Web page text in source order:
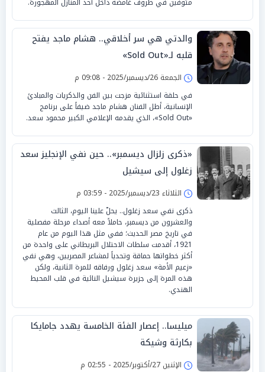
والدتي هي سر أخلاقي.. هشام ماجد يفتح
قلبه لـ«Sold Out»
الجمعة 26/ديسمبر/2025 - 09:08 م
في حلقة استثنائية مزجت بين الفن والذكريات والمبادئ
الإنسانية، أطل الفنان هشام ماجد ضيفاً على برنامج
«Sold Out»، الذي يقدمه الإعلامي الكبير محمود سعد.
«ذكرى زلزال ديسمبر».. حين نفي الإنجليز سعد
زغلول إلى سيشيل
الثلاثاء 23/ديسمبر/2025 - 03:59 م
ذكرى نفي سعد زغلول.. يحلّ علينا اليوم، الثالث
والعشرون من ديسمبر، حاملاً معه أصداء مرحلة مفصلية
في تاريخ مصر الحديث؛ ففي مثل هذا اليوم من عام
1921، أقدمت سلطات الاحتلال البريطاني على واحدة من
أكثر خطواتها حماقة وتحدياً لمشاعر المصريين، وهي نفي
«زعيم الأمة» سعد زغلول ورفاقه للمرة الثانية، ولكن
هذه المرة إلى جزيرة سيشيل النائية في قلب المحيط
الهندي.
ميليسا.. إعصار الفئة الخامسة يهدد جامايكا
بكارثة وشيكة
الإثنين 27/أكتوبر/2025 - 02:55 م